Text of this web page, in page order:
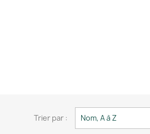
Trier par : Nom, A à Z